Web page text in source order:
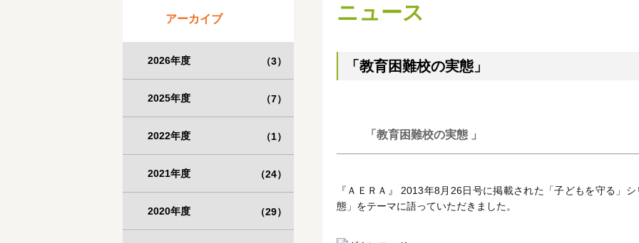
ニュース
「教育困難校の実態」
「教育困難校の実態 」
『ＡＥＲＡ』 2013年8月26日号に掲載された「子どもを守る」
態」をテーマに語っていただきました。
アーカイブ
2026年度 （3）
2025年度 （7）
2022年度 （1）
2021年度 （24）
2020年度 （29）